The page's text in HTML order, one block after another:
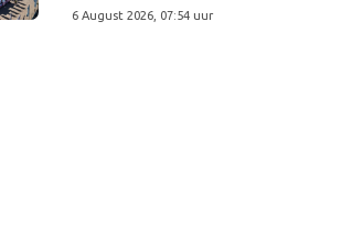
6 August 2026, 07:54 uur